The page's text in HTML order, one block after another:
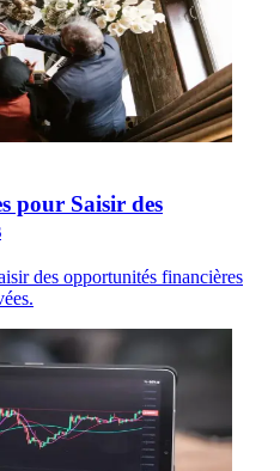
pour Saisir des
des opportunités financières